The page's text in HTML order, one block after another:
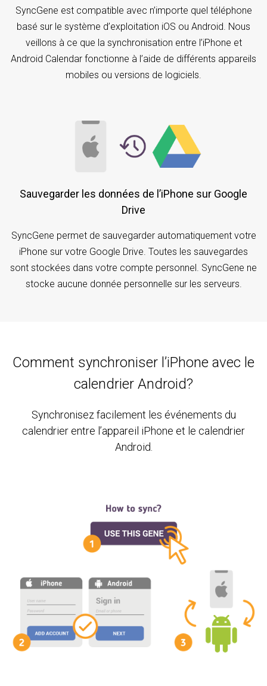
SyncGene est compatible avec n’importe quel téléphone
basé sur le système d’exploitation iOS ou Android. Nous
veillons à ce que la synchronisation entre l’iPhone et
Android Calendar fonctionne à l’aide de différents appareils
mobiles ou versions de logiciels.
Sauvegarder les données de l’iPhone sur Google
Drive
SyncGene permet de sauvegarder automatiquement votre
iPhone sur votre Google Drive. Toutes les sauvegardes
sont stockées dans votre compte personnel. SyncGene ne
stocke aucune donnée personnelle sur les serveurs.
Comment synchroniser l’iPhone avec le
calendrier Android?
Synchronisez facilement les événements du
calendrier entre l’appareil iPhone et le calendrier
Android.